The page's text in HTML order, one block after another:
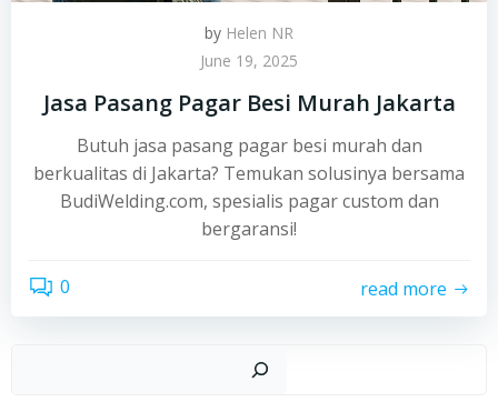
by Helen NR
June 19, 2025
Jasa Pasang Pagar Besi Murah Jakarta
Butuh jasa pasang pagar besi murah dan
berkualitas di Jakarta? Temukan solusinya bersama
BudiWelding.com, spesialis pagar custom dan
bergaransi!
0 read more